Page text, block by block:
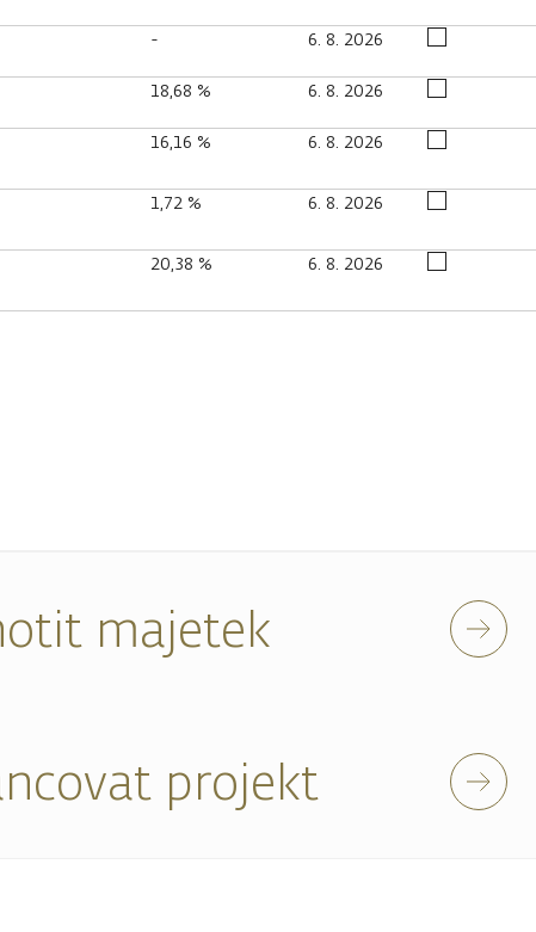
- 6. 8. 2026
18,68 % 6. 8. 2026
16,16 % 6. 8. 2026
1,72 % 6. 8. 2026
20,38 % 6. 8. 2026
majetek
projekt